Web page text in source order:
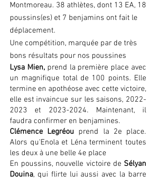
Montmoreau. 38 athlètes, dont 13 EA, 18
poussins(es) et 7 benjamins ont fait le
déplacement.
Une compétition, marquée par de très
bons résultats pour nos poussines
Lysa Mien, prend la première place avec
un magnifique total de 100 points. Elle
termine en apothéose avec cette victoire,
elle est invaincue sur les saisons, 2022-
2023 et 2023-2024. Maintenant, il
faudra confirmer en benjamines.
Clémence Legréou prend la 2e place.
Alors qu'Enola et Léna terminent toutes
les deux à une belle 4e place
En poussins, nouvelle victoire de Sélyan
Douina, qui flirte lui aussi avec la barre